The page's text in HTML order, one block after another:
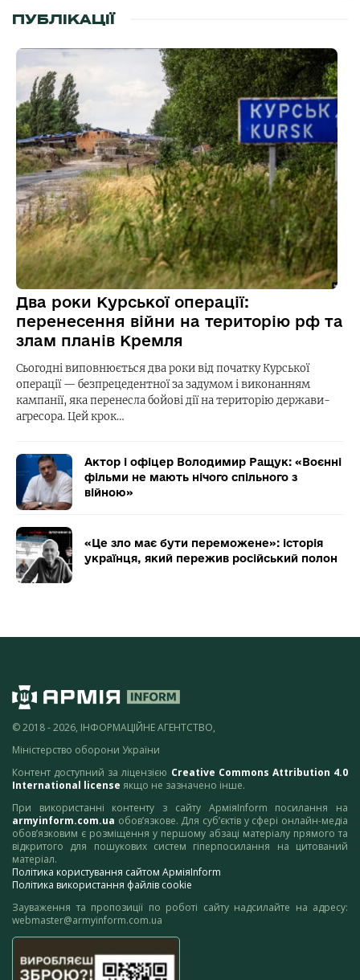
ПУБЛІКАЦІЇ
Два роки Курської операції:
перенесення війни на територію рф та
злам планів Кремля
Сьогодні виповнюється два роки від початку Курської
операції — безпрецедентної за задумом і виконанням
кампанії, яка перенесла бойові дії на територію держави-
агресора. Цей крок…
Актор і офіцер Володимир Ращук: «Воєнні
фільми не мають нічого спільного з
війною»
«Це зло має бути переможене»: історія
українця, який пережив російський полон
© 2018 - 2026, ІНФОРМАЦІЙНЕ АГЕНТСТВО,
Міністерство оборони України
Контент доступний за ліцензією Creative Commons Attribution 4.0
International license якщо не зазначено інше.
При використанні контенту з сайту АрміяInform посилання на
armyinform.com.ua обов’язкове. Для суб’єктів у сфері онлайн-медіа
обов’язковим є розміщення у першому абзаці матеріалу прямого та
відкритого для пошукових систем гіперпосилання на цитований
матеріал.
Політика користування сайтом АрміяInform
Політика використання файлів cookie
Зауваження та пропозиції по роботі сайту надсилайте на адресу:
webmaster@armyinform.com.ua